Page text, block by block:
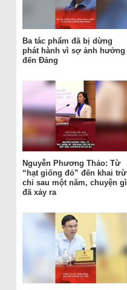
Ba tác phẩm đã bị dừng
phát hành vì sợ ảnh hưởng
đến Đảng
Nguyễn Phương Thảo: Từ
“hạt giống đỏ” đến khai trừ
chỉ sau một năm, chuyện gì
đã xảy ra